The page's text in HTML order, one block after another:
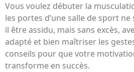
Vous voulez débuter la
les portes d’une salle de sport
il être assidu, mais sans excès,
adapté et bien maîtriser les
conseils pour que votre
transforme en succès.